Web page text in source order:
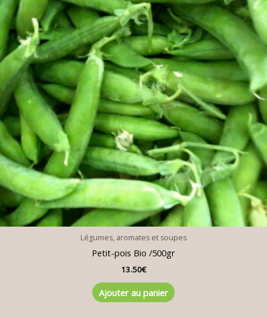
Légumes, aromates et soupes
Petit-pois Bio /500gr
13.50€
Ajouter au panier